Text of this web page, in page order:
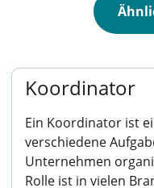
Koordinator
Ein Koordinator ist
verschiedene
Unternehmen
Rolle ist in vielen